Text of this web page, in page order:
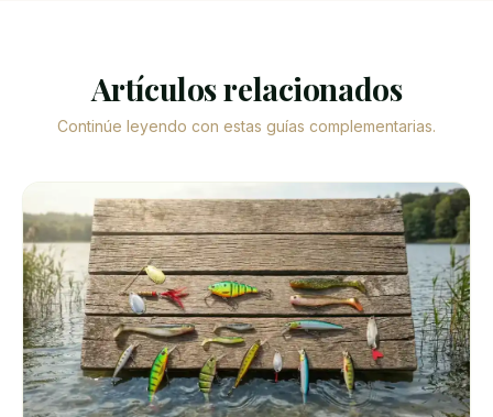
Artículos relacionados
Continúe leyendo con estas guías complementarias.